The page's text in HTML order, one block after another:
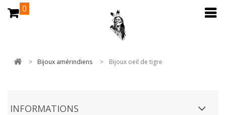
0
> Bijoux amérindiens > Bijoux oeil de tigre
INFORMATIONS